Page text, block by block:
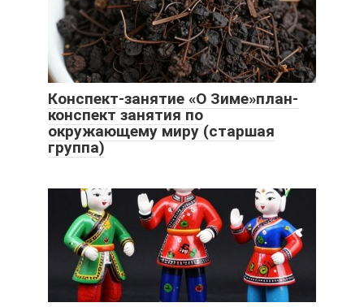
Конспект-занятие «О Зиме»план-
конспект занятия по
окружающему миру (старшая
группа)